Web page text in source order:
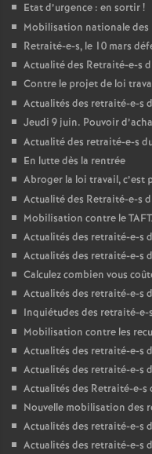
Etat d’urgence : en sortir!
Mobilisation nationale des
Retraité-e-s, le 10 mars
Actualité des Retraité-e-s
Contre le projet de loi
Actualités des retraité-e-s
Jeudi 9 juin. Pouvoir
Actualité des retraité-e-s
En lutte dès la rentrée
Abroger la loi travail, c’est
Actualité des Retraité-e-s
Mobilisation contre le
Actualités des retraité-e-s
Actualités des retraité-e-s
Calculez combien vous
Actualités des retraité-e-s
Inquiétudes des retraité-e-
Mobilisation contre les
Actualités des retraité-e-s
Actualités des retraité-e-s
Actualités des Retraité-e-s
Nouvelle mobilisation des
Actualités des retraité-e-s
Actualités des retraité-e-s